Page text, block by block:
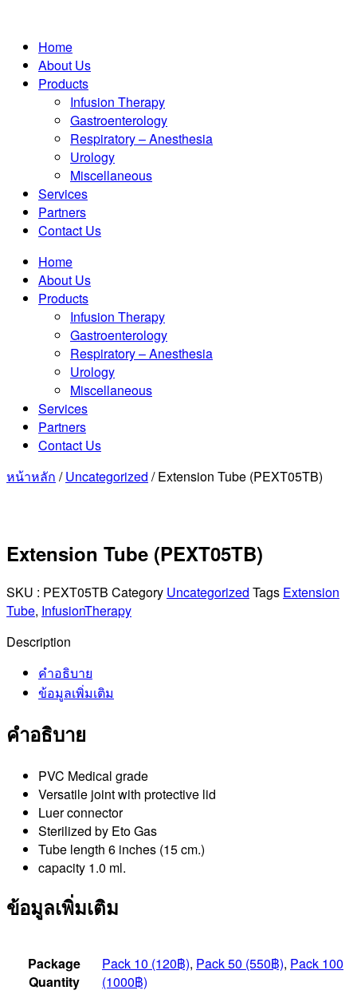
Home
About Us
Products
Infusion Therapy
Gastroenterology
Respiratory – Anesthesia
Urology
Miscellaneous
Services
Partners
Contact Us
Home
About Us
Products
Infusion Therapy
Gastroenterology
Respiratory – Anesthesia
Urology
Miscellaneous
Services
Partners
Contact Us
หน้าหลัก /Uncategorized / Extension Tube (PEXT05TB)
Extension Tube (PEXT05TB)
SKU : PEXT05TB Category Uncategorized Tags Extension
Tube, InfusionTherapy
Description
คำอธิบาย
ข้อมูลเพิ่มเติม
คำอธิบาย
PVC Medical grade
Versatile joint with protective lid
Luer connector
Sterilized by Eto Gas
Tube length 6 inches (15 cm.)
capacity 1.0 ml.
ข้อมูลเพิ่มเติม
Package
Quantity
Pack 10 (120฿), Pack 50 (550฿), Pack 100
(1000฿)